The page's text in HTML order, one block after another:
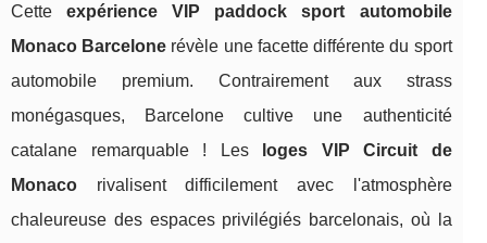
Cetteexpérience VIP paddock sport automobile
Monaco Barcelone révèle une facette différente du sport
automobile premium. Contrairement aux strass
monégasques, Barcelone cultive une authenticité
catalane remarquable ! Les
loges VIP Circuit de
Monaco rivalisent difficilement avec l'atmosphère
chaleureuse des espaces privilégiés barcelonais, où la